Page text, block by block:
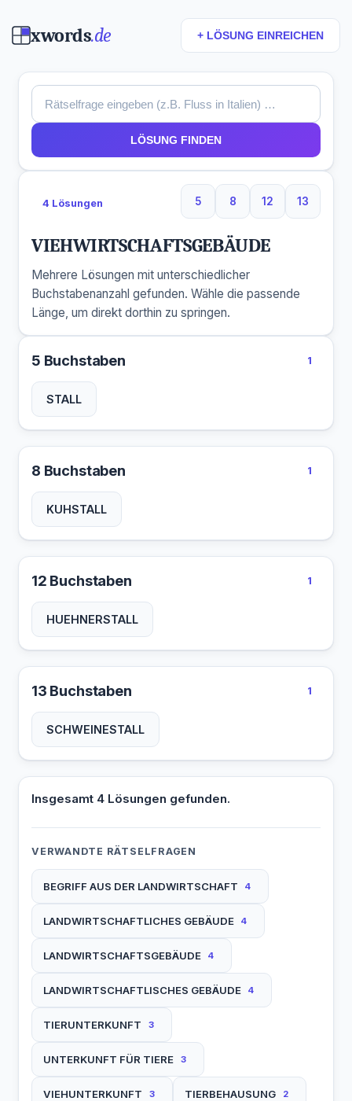
xwords.de + LÖSUNG EINREICHEN
LÖSUNG FINDEN
4 Lösungen 5
5 Buchstaben
8
8 Buchstaben
12
12 Buchstaben
13
13
VIEHWIRTSCHAFTSGEBÄUDE
Mehrere Lösungen mit unterschiedlicher
Buchstabenanzahl gefunden. Wähle die passende
Länge, um direkt dorthin zu springen.
5 Buchstaben 1
STALL
8 Buchstaben 1
KUHSTALL
12 Buchstaben 1
HUEHNERSTALL
13 Buchstaben 1
SCHWEINESTALL
Insgesamt 4 Lösungen gefunden.
VERWANDTE RÄTSELFRAGEN
BEGRIFF AUS DER LANDWIRTSCHAFT 4
LANDWIRTSCHAFTLICHES GEBÄUDE 4
LANDWIRTSCHAFTSGEBÄUDE 4
LANDWIRTSCHAFTLISCHES GEBÄUDE 4
TIERUNTERKUNFT 3
UNTERKUNFT FÜR TIERE 3
VIEHUNTERKUNFT 3 TIERBEHAUSUNG 2